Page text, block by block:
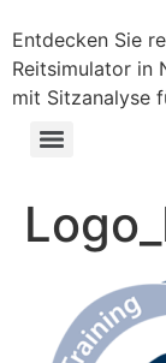
Entdecken Sie
Reitsimulator in
mit Sitzanalyse